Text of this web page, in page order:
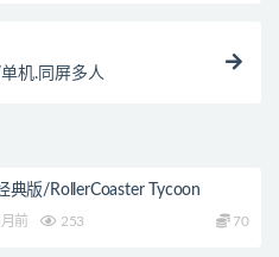
机.同屏多人
典版/RollerCoaster Tycoon
前 253 70